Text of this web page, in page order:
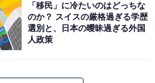
以上の女性俳優」人気ランキング2
奈々」、1位は？
「移民」に冷たいのはどっちな
のか？ スイスの厳格過ぎる学歴
選別と、日本の曖昧過ぎる外国
人政策